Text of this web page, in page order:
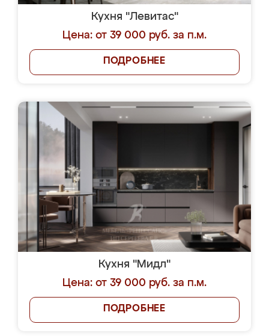
Кухня "Левитас"
Цена: от 39 000 руб. за п.м.
ПОДРОБНЕЕ
Кухня "Мидл"
Цена: от 39 000 руб. за п.м.
ПОДРОБНЕЕ